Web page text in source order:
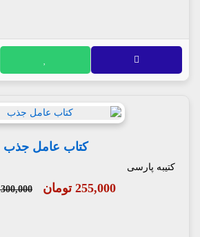
کتاب عامل جذب
کتیبه پارسی
255,000 تومان 300,000 تومان